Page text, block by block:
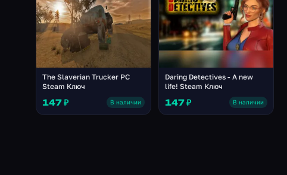
The Slaverian Trucker PC
Steam Ключ
147 ₽ В наличии
Daring Detectives - A new
life! Steam Ключ
147 ₽ В наличии